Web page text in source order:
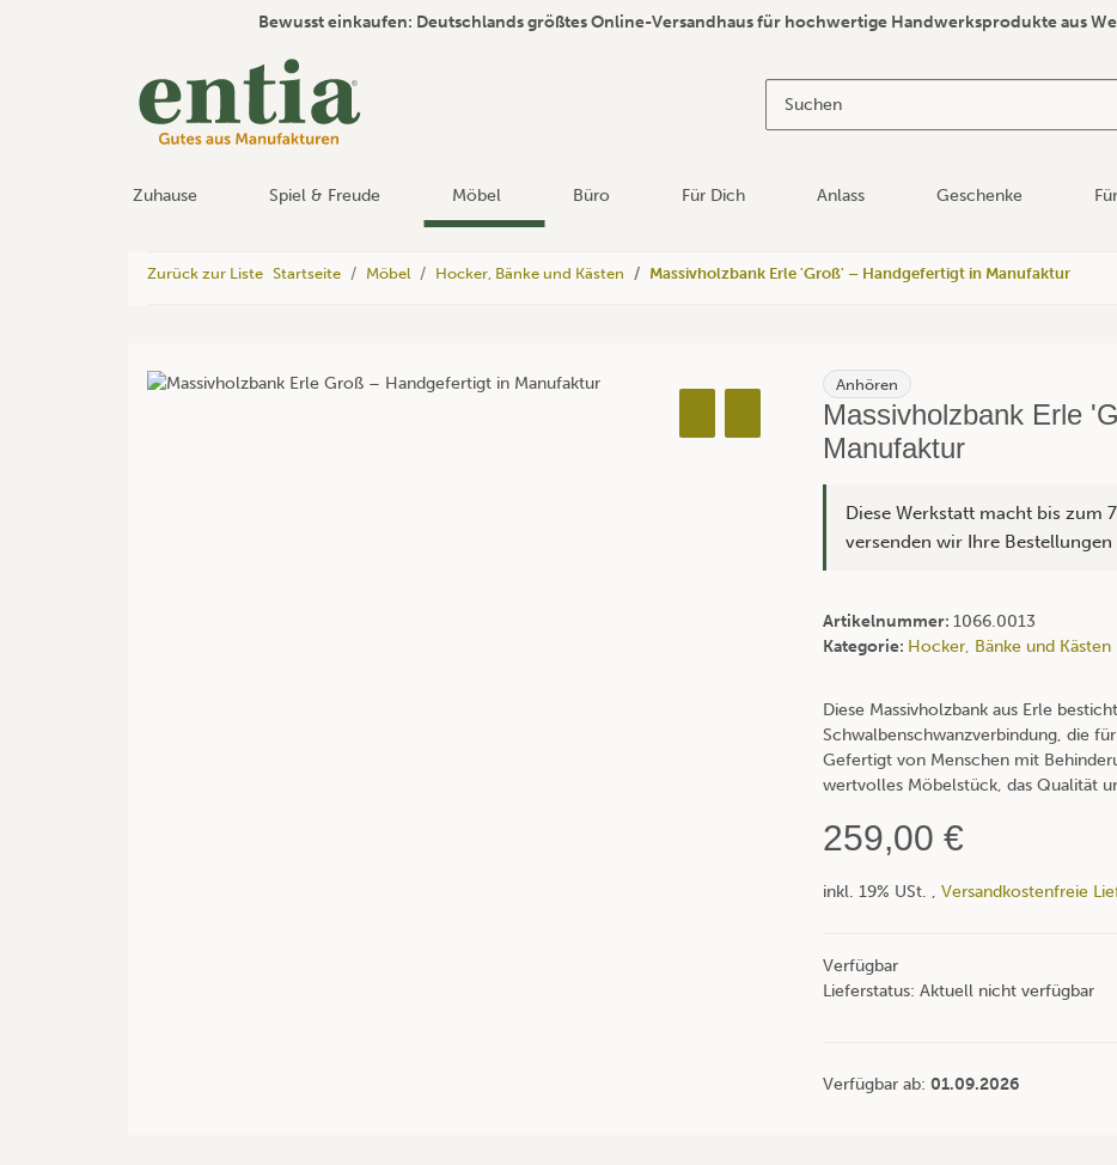
Bewusst einkaufen: Deutschlands größtes Online-Versandhaus für hochwertige Handwerksprodukte aus
Zuhause Spiel & Freude Möbel Büro Für Dich Anlass Geschenke
Zurück zur Liste Startseite Möbel Hocker, Bänke und Kästen Massivholzbank Erle 'Groß' – Handgefertigt in Manufaktur
Anhören
Massivholzbank Erle
Manufaktur
Diese Werkstatt macht bis zum
versenden wir Ihre
Artikelnummer: 1066.0013
Kategorie: Hocker, Bänke und Kästen
Diese Massivholzbank aus Erle
Schwalbenschwanzverbindung, die
Gefertigt von Menschen mit
wertvolles Möbelstück, das Qualität
259,00 €
inkl. 19% USt. , Versandkostenfreie
Verfügbar
Lieferstatus: Aktuell nicht verfügbar
Verfügbar ab: 01.09.2026